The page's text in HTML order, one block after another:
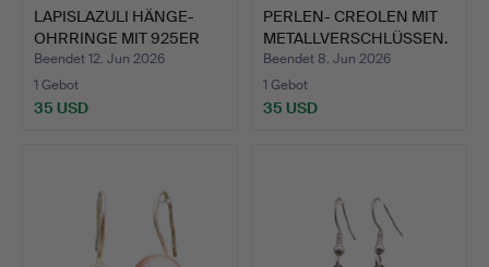
LAPISLAZULI HÄNGE-
OHRRINGE MIT 925ER
SILBE…
Beendet 12. Jun 2026
1 Gebot
35 USD
PERLEN- CREOLEN MIT
METALLVERSCHLÜSSEN.
Beendet 8. Jun 2026
1 Gebot
35 USD